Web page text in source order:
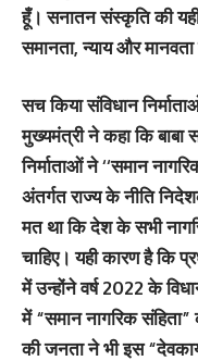
हूँ। सनातन संस्कृति की
समानता, न्याय और मानवता
सच किया संविधान
मुख्यमंत्री ने कहा कि बाबा
निर्माताओं ने ‘‘समान
अंतर्गत राज्य के नीति
मत था कि देश के सभी
चाहिए। यही कारण है कि
में उन्होंने वर्ष 2022 के
में “समान नागरिक
की जनता ने भी इस